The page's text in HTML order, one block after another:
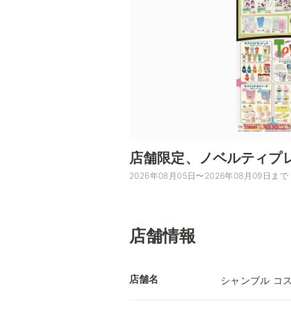
店舗限定、ノベルティプ
2026年08月05日〜2026年08月09日まで
店舗情報
店舗名 シャン